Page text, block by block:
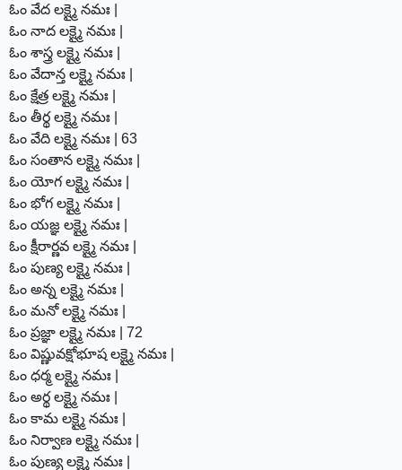
ఓం వేద లక్ష్మై నమః |
ఓం నాద లక్ష్మై నమః |
ఓం శాస్త్ర లక్ష్మై నమః |
ఓం వేదాన్త లక్ష్మై నమః |
ఓం క్షేత్ర లక్ష్మై నమః |
ఓం తీర్థ లక్ష్మై నమః |
ఓం వేది లక్ష్మై నమః | 63
ఓం సంతాన లక్ష్మై నమః |
ఓం యోగ లక్ష్మై నమః |
ఓం భోగ లక్ష్మై నమః |
ఓం యజ్ఞ లక్ష్మై నమః |
ఓం క్షీరార్ణవ లక్ష్మై నమః |
ఓం పుణ్య లక్ష్మై నమః |
ఓం అన్న లక్ష్మై నమః |
ఓం మనో లక్ష్మై నమః |
ఓం ప్రజ్ఞా లక్ష్మై నమః | 72
ఓం విష్ణువక్షోభూష లక్ష్మై నమః |
ఓం ధర్మ లక్ష్మై నమః |
ఓం అర్థ లక్ష్మై నమః |
ఓం కామ లక్ష్మై నమః |
ఓం నిర్వాణ లక్ష్మై నమః |
ఓం పుణ్య లక్ష్మై నమః |